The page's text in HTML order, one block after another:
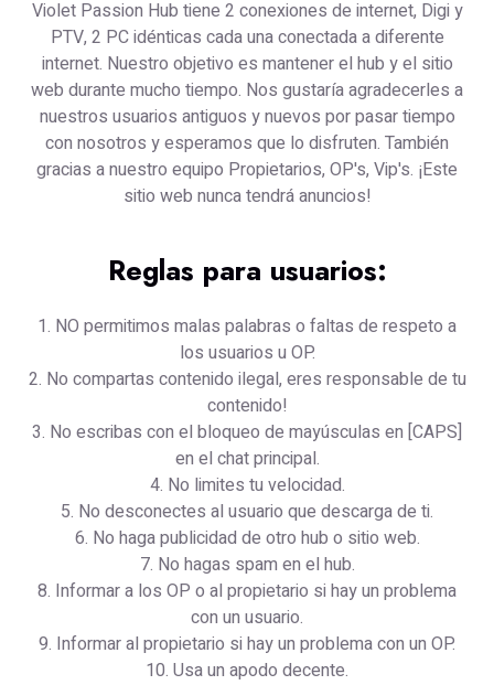
Violet Passion Hub tiene 2 conexiones de internet, Digi y
PTV, 2 PC idénticas cada una conectada a diferente
internet. Nuestro objetivo es mantener el hub y el sitio
web durante mucho tiempo. Nos gustaría agradecerles a
nuestros usuarios antiguos y nuevos por pasar tiempo
con nosotros y esperamos que lo disfruten. También
gracias a nuestro equipo Propietarios, OP's, Vip's. ¡Este
sitio web nunca tendrá anuncios!
Reglas para usuarios:
1. NO permitimos malas palabras o faltas de respeto a
los usuarios u OP.
2. No compartas contenido ilegal, eres responsable de tu
contenido!
3. No escribas con el bloqueo de mayúsculas en [CAPS]
en el chat principal.
4. No limites tu velocidad.
5. No desconectes al usuario que descarga de ti.
6. No haga publicidad de otro hub o sitio web.
7. No hagas spam en el hub.
8. Informar a los OP o al propietario si hay un problema
con un usuario.
9. Informar al propietario si hay un problema con un OP.
10. Usa un apodo decente.